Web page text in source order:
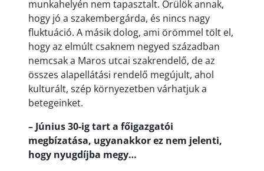
munkahelyén nem tapasztalt. Örülök annak,
hogy jó a szakembergárda, és nincs nagy
fluktuáció. A másik dolog, ami örömmel tölt el,
hogy az elmúlt csaknem negyed században
nemcsak a Maros utcai szakrendelő, de az
összes alapellátási rendelő megújult, ahol
kulturált, szép környezetben várhatjuk a
betegeinket.
– Június 30-ig tart a főigazgatói
megbízatása, ugyanakkor ez nem jelenti,
hogy nyugdíjba megy…